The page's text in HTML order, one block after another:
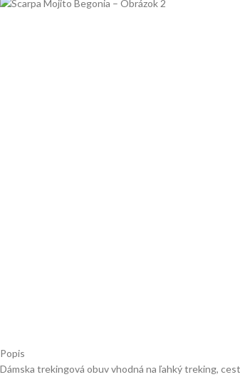
Popis
Dámska trekingová obuv vhodná na ľahký treking,